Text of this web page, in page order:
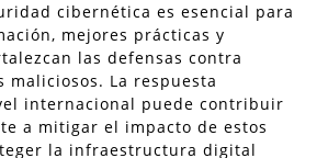
cibernética es esencial para
mejores prácticas y
las defensas contra
maliciosos. La respuesta
internacional puede contribuir
a mitigar el impacto de estos
la infraestructura digital